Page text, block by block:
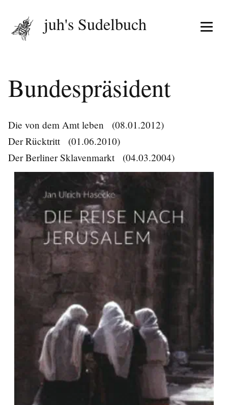
Menü
juh's Sudelbuch
Bundespräsident
Die von dem Amt leben
(08.01.2012)
Der Rücktritt
(01.06.2010)
Der Berliner Sklavenmarkt
(04.03.2004)